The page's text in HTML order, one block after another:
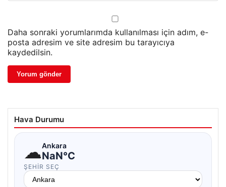
Daha sonraki yorumlarımda kullanılması için adım, e-
posta adresim ve site adresim bu tarayıcıya
kaydedilsin.
Hava Durumu
☁Ankara
NaN°C
ŞEHIR SEÇ